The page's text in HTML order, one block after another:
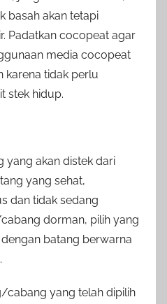
basah akan tetapi
Padatkan cocopeat agar
media cocopeat
karena tidak perlu
stek hidup.
yang akan distek dari
yang sehat,
dan tidak sedang
dorman, pilih yang
batang berwarna
yang telah dipilih